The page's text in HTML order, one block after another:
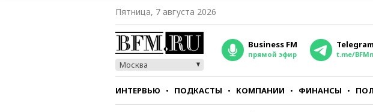
Пятница, 7 августа 2026
Москва
Business FM
прямой эфир
Telegram
t.me/
ИНТЕРВЬЮ ПОДКАСТЫ КОМПАНИИ ФИНАНСЫ